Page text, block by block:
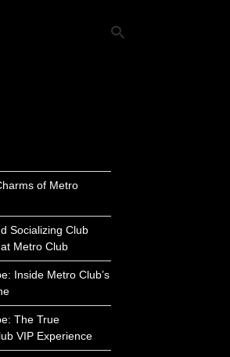
of Metro
Socializing Club
Metro Club
Inside Metro Club’s
The True
VIP Experience